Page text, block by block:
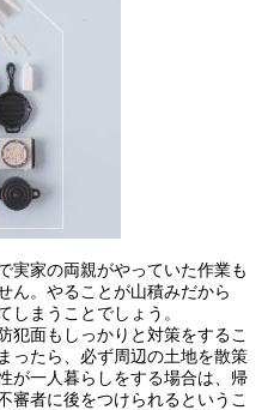
実家の両親がやっていた作業も
ん。やることが山積みだから
しまうことでしょう。
犯面もしっかりと対策をするこ
ったら、必ず周辺の土地を散策
が一人暮らしをする場合は、帰
審者に後をつけられるというこ